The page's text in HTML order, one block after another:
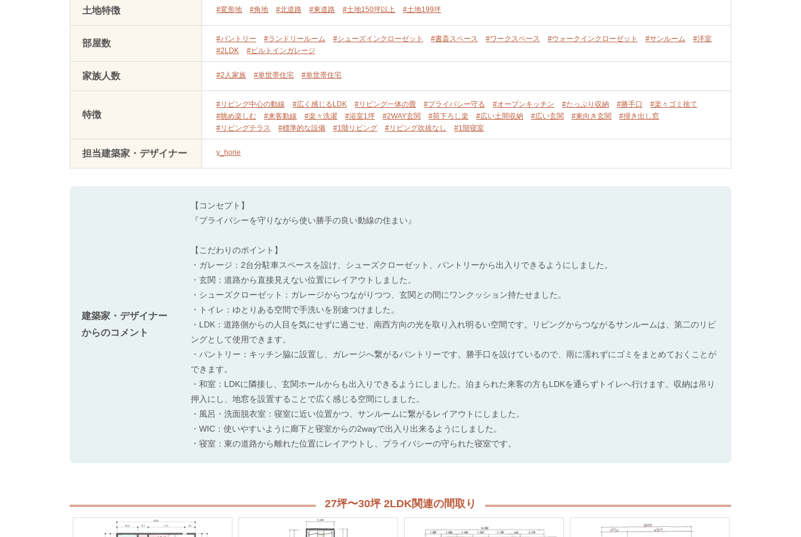
土地特徴 #変形地 #角地 #北道路 #東道路 #土地150坪以上 #土地199坪
部屋数 #パントリー #ランドリールーム #シューズインクローゼット #書斎スペース #ワークスペース #ウォークインクローゼット #サンルーム
#洋室
#2LDK
#ビルトインガレージ
家族人数 #2人家族 #単世帯住宅 #単世帯住宅
特徴
#リビング中心の動線 #広く感じるLDK #リビング一体の畳 #プライバシー守る #オープンキッチン #たっぷり収納 #勝手口
#楽々ゴミ捨て
#眺め楽しむ
#来客動線 #楽々洗濯 #浴室1坪 #2WAY玄関 #荷下ろし楽 #広い土間収納 #広い玄関 #東向き玄関
#掃き出し窓
#リビングテラス
#標準的な設備 #1階リビング #リビング吹抜なし #1階寝室
担当建築家・デザイナー y_horie
建築家・デザイナー
からのコメント
【コンセプト】
『プライバシーを守りながら使い勝手の良い動線の住まい』
【こだわりのポイント】
・ガレージ：2台分駐車スペースを設け、シューズクローゼット、パントリーから出入りできるようにしました。
・玄関：道路から直接見えない位置にレイアウトしました。
・シューズクローゼット：ガレージからつながりつつ、玄関との間にワンクッション持たせました。
・トイレ：ゆとりある空間で手洗いを別途つけました。
・LDK：道路側からの人目を気にせずに過ごせ、南西方向の光を取り入れ明るい空間です。リビングからつながるサンルームは、第二のリビ
ングとして使用できます。
・パントリー：キッチン脇に設置し、ガレージへ繋がるパントリーです。勝手口を設けているので、雨に濡れずにゴミをまとめておくことが
できます。
・和室：LDKに隣接し、玄関ホールからも出入りできるようにしました。泊まられた来客の方もLDKを通らずトイレへ行けます。収納は吊り
押入にし、地窓を設置することで広く感じる空間にしました。
・風呂・洗面脱衣室：寝室に近い位置かつ、サンルームに繋がるレイアウトにしました。
・WIC：使いやすいように廊下と寝室からの2wayで出入り出来るようにしました。
・寝室：東の道路から離れた位置にレイアウトし、プライバシーの守られた寝室です。
27坪〜30坪 2LDK関連の間取り